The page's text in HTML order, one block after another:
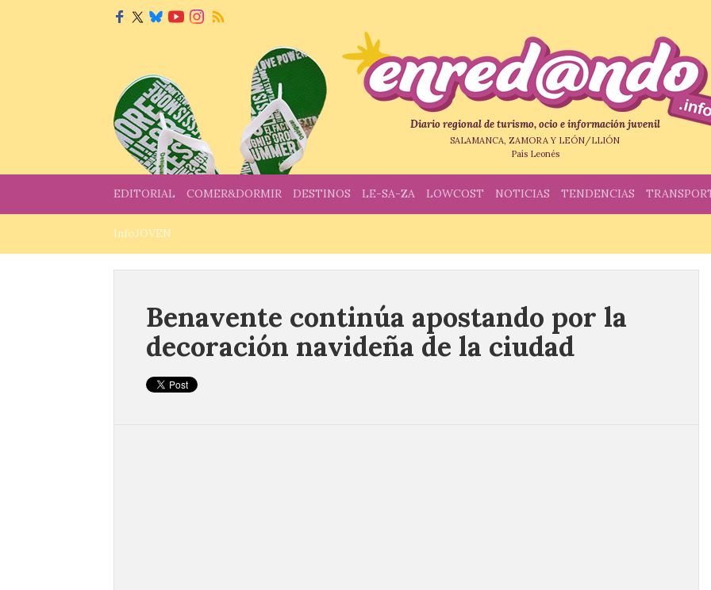
Diario regional de turismo, ocio e información juvenil
SALAMANCA, ZAMORA Y LEÓN/LLIÓN
País Leonés
EDITORIAL COMER&DORMIR DESTINOS LE-SA-ZA LOWCOST NOTICIAS TENDENCIAS
InfoJOVEN
Benavente continúa apostando por la
decoración navideña de la ciudad